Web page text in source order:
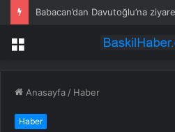
Babacan’dan Davutoğlu’na
Menü
Anasayfa / Haber
Haber